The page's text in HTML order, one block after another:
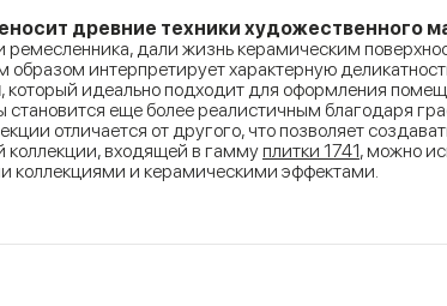
древние техники художественного
ремесленника, дали жизнь керамическим
образом интерпретирует характерную
, который идеально подходит для оформления
еще более реалистичным благодаря
отличается от другого, что позволяет
коллекции, входящей в гаммуплитки 1741, можно
коллекциями и керамическими эффектами.